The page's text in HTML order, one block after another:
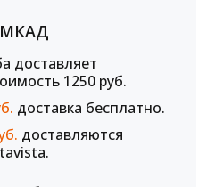
МКАД
доставляет
1250 руб.
доставка бесплатно.
доставляются